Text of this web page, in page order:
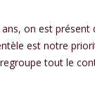
on est
est notre
tout le